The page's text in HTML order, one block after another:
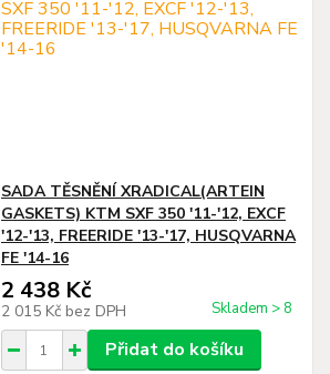
SADA TĚSNĚNÍ XRADICAL(ARTEIN
GASKETS) KTM SXF 350 '11-'12, EXCF
'12-'13, FREERIDE '13-'17, HUSQVARNA
FE '14-16
2 438 Kč
2 015 Kč bez DPH Skladem > 8
Přidat do košíku